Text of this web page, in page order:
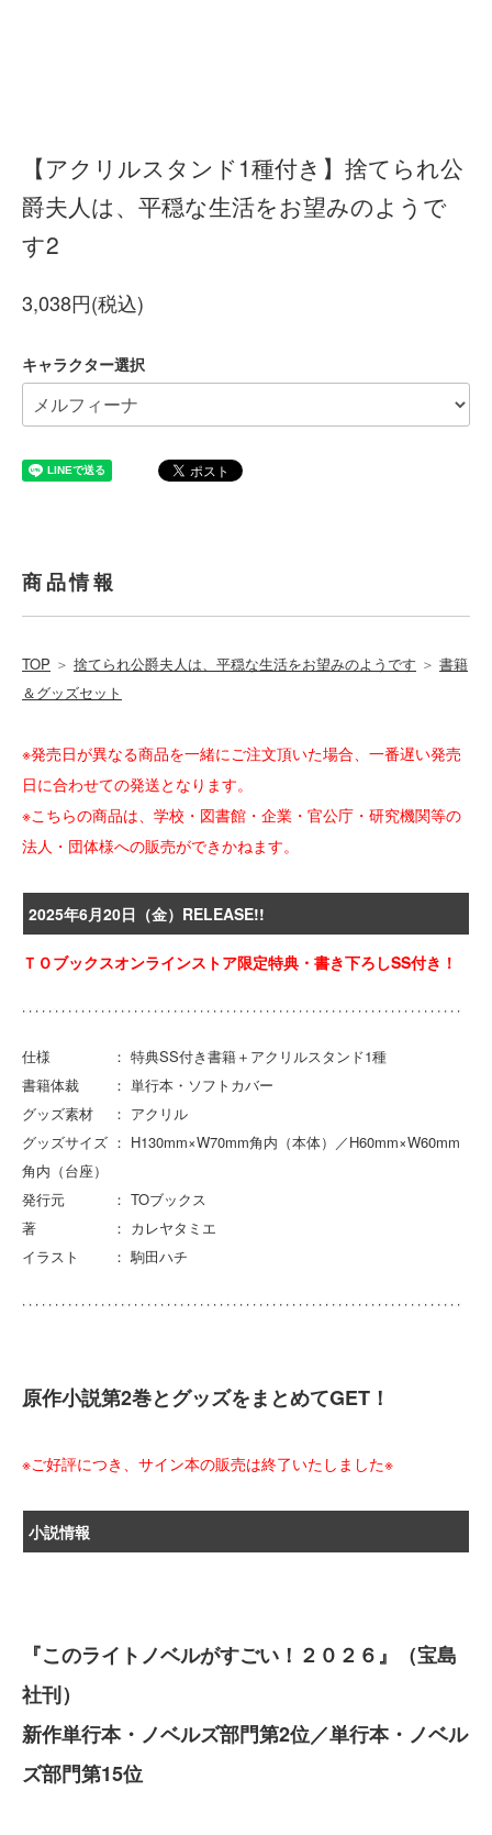
【アクリルスタンド1種付き】捨てられ公
爵夫人は、平穏な生活をお望みのようで
す2
3,038円(税込)
キャラクター選択
商品情報
TOP ＞ 捨てられ公爵夫人は、平穏な生活をお望みのようです ＞ 書籍
＆グッズセット
※発売日が異なる商品を一緒にご注文頂いた場合、一番遅い発売
日に合わせての発送となります。
※こちらの商品は、学校・図書館・企業・官公庁・研究機関等の
法人・団体様への販売ができかねます。
2025年6月20日（金）RELEASE!!
ＴＯブックスオンラインストア限定特典・書き下ろしSS付き！
仕様 ： 特典SS付き書籍＋アクリルスタンド1種
書籍体裁 ： 単行本・ソフトカバー
グッズ素材 ： アクリル
グッズサイズ ： H130mm×W70mm角内（本体）／H60mm×W60mm
角内（台座）
発行元 ： TOブックス
著 ： カレヤタミエ
イラスト ： 駒田ハチ
原作小説第2巻とグッズをまとめてGET！
※ご好評につき、サイン本の販売は終了いたしました※
小説情報
『このライトノベルがすごい！２０２６』（宝島
社刊）
新作単行本・ノベルズ部門第2位／単行本・ノベル
ズ部門第15位